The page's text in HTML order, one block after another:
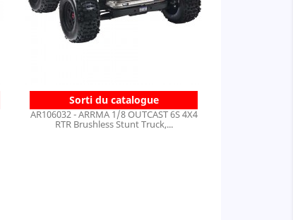
Sorti du catalogue
AR106032 - ARRMA 1/8 OUTCAST 6S 4X4
RTR Brushless Stunt Truck,...